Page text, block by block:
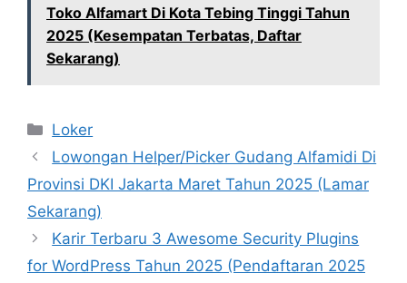
Toko Alfamart Di Kota Tebing Tinggi Tahun
2025 (Kesempatan Terbatas, Daftar
Sekarang)
Kategori
Loker
Lowongan Helper/Picker Gudang Alfamidi Di
Provinsi DKI Jakarta Maret Tahun 2025 (Lamar
Sekarang)
Karir Terbaru 3 Awesome Security Plugins
for WordPress Tahun 2025 (Pendaftaran 2025